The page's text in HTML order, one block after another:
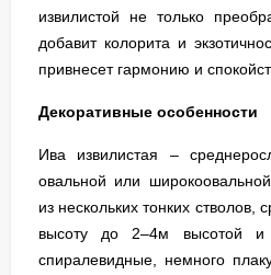
извилистой не только
добавит колорита и
привнесет гармонию и
Декоративные особенности
Ива извилистая –
овальной или
из нескольких тонких стволов,
высоту до 2–4м высотой
спиралевидные, немного